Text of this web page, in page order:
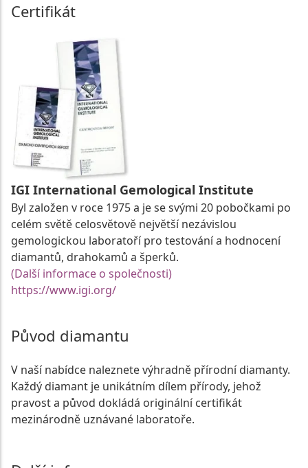
Certifikát
IGI International Gemological Institute
Byl založen v roce 1975 a je se svými 20 pobočkami po
celém světě celosvětově největší nezávislou
gemologickou laboratoří pro testování a hodnocení
diamantů, drahokamů a šperků.
(Další informace o společnosti)
https://www.igi.org/
Původ diamantu
V naší nabídce naleznete výhradně přírodní diamanty.
Každý diamant je unikátním dílem přírody, jehož
pravost a původ dokládá originální certifikát
mezinárodně uznávané laboratoře.